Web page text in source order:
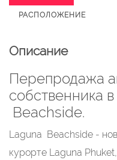
РАСПОЛОЖЕНИЕ
Описание
Перепродажа
собственника
Beachside.
Laguna Beachside -
курорте Laguna